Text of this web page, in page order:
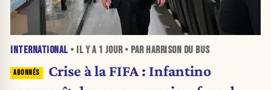
INTERNATIONAL • IL Y A 1 JOUR• PAR HARRISON DU BUS
Crise à la FIFA : Infantino